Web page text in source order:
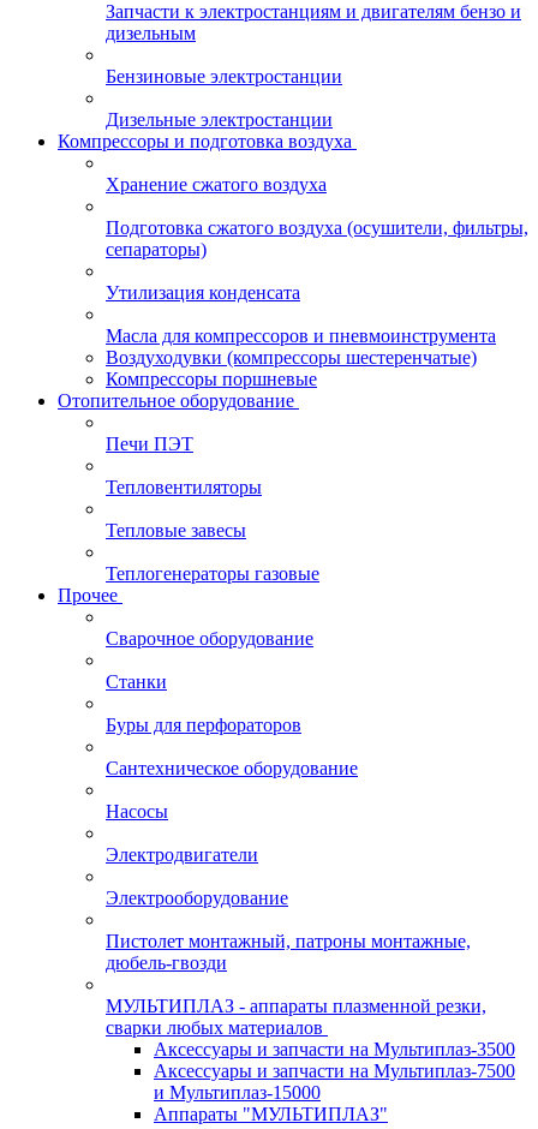
Запчасти к электростанциям и двигателям бензо и
дизельным
Бензиновые электростанции
Дизельные электростанции
Компрессоры и подготовка воздуха
Хранение сжатого воздуха
Подготовка сжатого воздуха (осушители, фильтры,
сепараторы)
Утилизация конденсата
Масла для компрессоров и пневмоинструмента
Воздуходувки (компрессоры шестеренчатые)
Компрессоры поршневые
Отопительное оборудование
Печи ПЭТ
Тепловентиляторы
Тепловые завесы
Теплогенераторы газовые
Прочее
Сварочное оборудование
Станки
Буры для перфораторов
Сантехническое оборудование
Насосы
Электродвигатели
Электрооборудование
Пистолет монтажный, патроны монтажные,
дюбель-гвозди
МУЛЬТИПЛАЗ - аппараты плазменной резки,
сварки любых материалов
Аксессуары и запчасти на Мультиплаз-3500
Аксессуары и запчасти на Мультиплаз-7500
и Мультиплаз-15000
Аппараты "МУЛЬТИПЛАЗ"